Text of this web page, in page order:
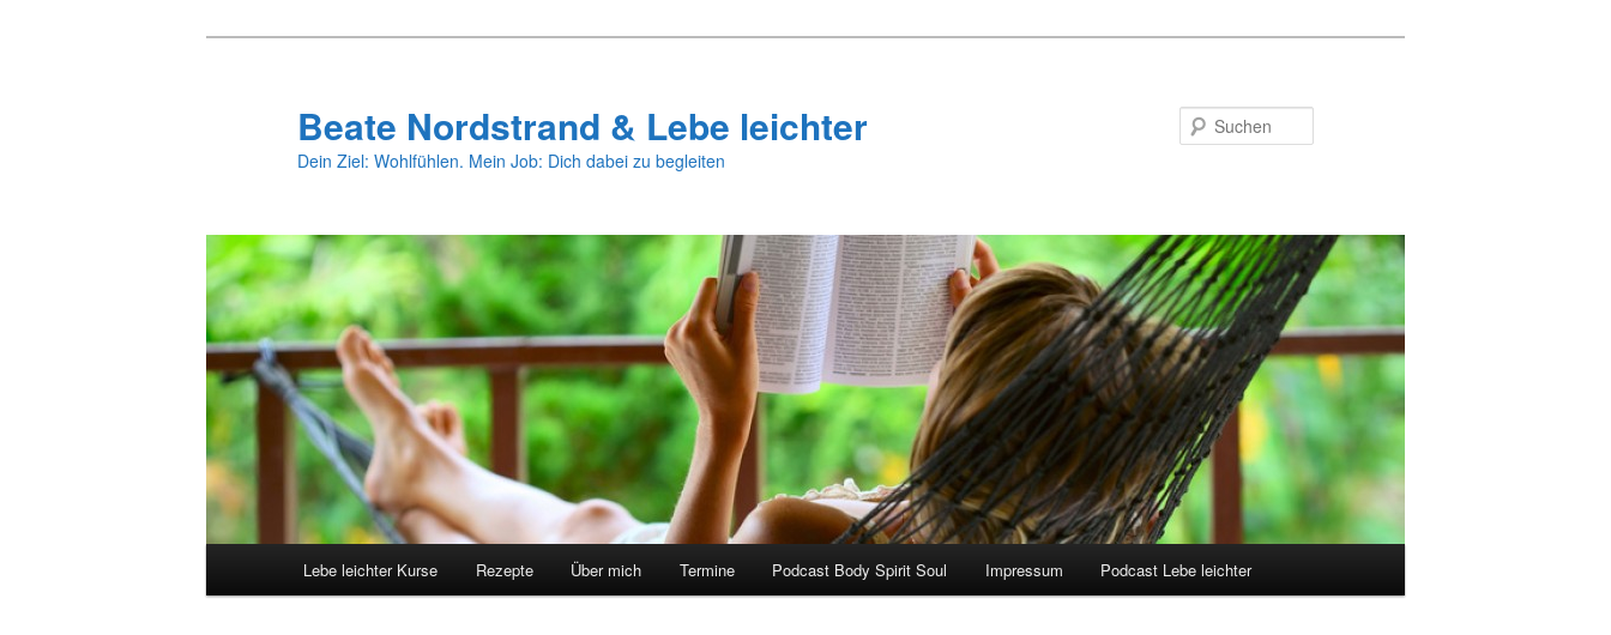
Beate Nordstrand & Lebe leichter
Dein Ziel: Wohlfühlen. Mein Job: Dich dabei zu begleiten
Lebe leichter Kurse Rezepte Über mich Termine Podcast Body Spirit Soul Impressum Podcast Lebe leichter